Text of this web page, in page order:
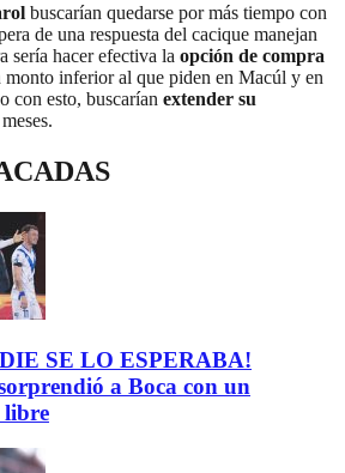
buscarían quedarse por más tiempo con
de una respuesta del cacique manejan
sería hacer efectiva la opción de compra
monto inferior al que piden en Macúl y en
con esto, buscarían extender su
SE LO ESPERABA!
a Boca con un
libre